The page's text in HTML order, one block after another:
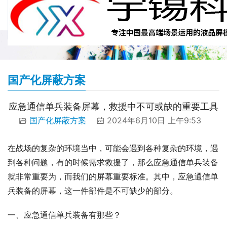
国产化屏蔽方案
应急通信单兵装备屏幕，救援中不可或缺的重要工具
国产化屏蔽方案 2024年6月10日 上午9:53
在战场的复杂的环境当中，可能会遇到各种复杂的环境，遇
到各种问题，有的时候需求救援了，那么应急通信单兵装备
就非常重要为，而我们的屏幕重要标准。其中，应急通信单
兵装备的屏幕，这一件部件是不可缺少的部分。
一、应急通信单兵装备有那些？